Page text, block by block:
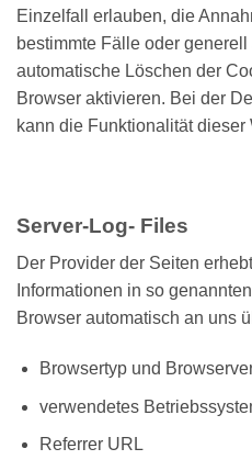
Einzelfall erlauben, die
bestimmte Fälle oder
automatische Löschen der
Browser aktivieren. Bei der
kann die Funktionalität
Server-Log- Files
Der Provider der Seiten
Informationen in so
Browser automatisch an uns
Browsertyp und
verwendetes
Referrer URL